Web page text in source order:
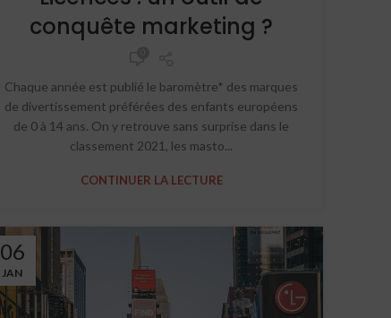
conquête marketing ?
Chaque année est publié le baromètre* des marques
de divertissement préférées des enfants européens
de 0 à 14 ans. On y retrouve sans surprise dans le
classement 2021, les masto...
CONTINUER LA LECTURE
06
JAN